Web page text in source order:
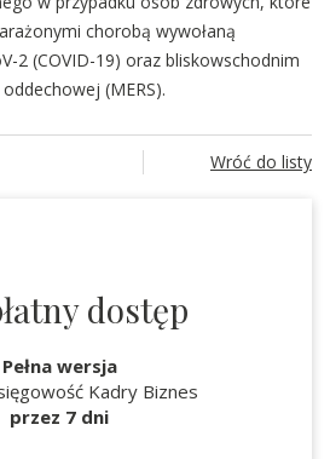
chorobą wywołaną
2 (COVID-19) oraz bliskowschodnim
(MERS).
Wróć do listy
dostęp
Pełna wersja
Kadry Biznes
przez 7 dni